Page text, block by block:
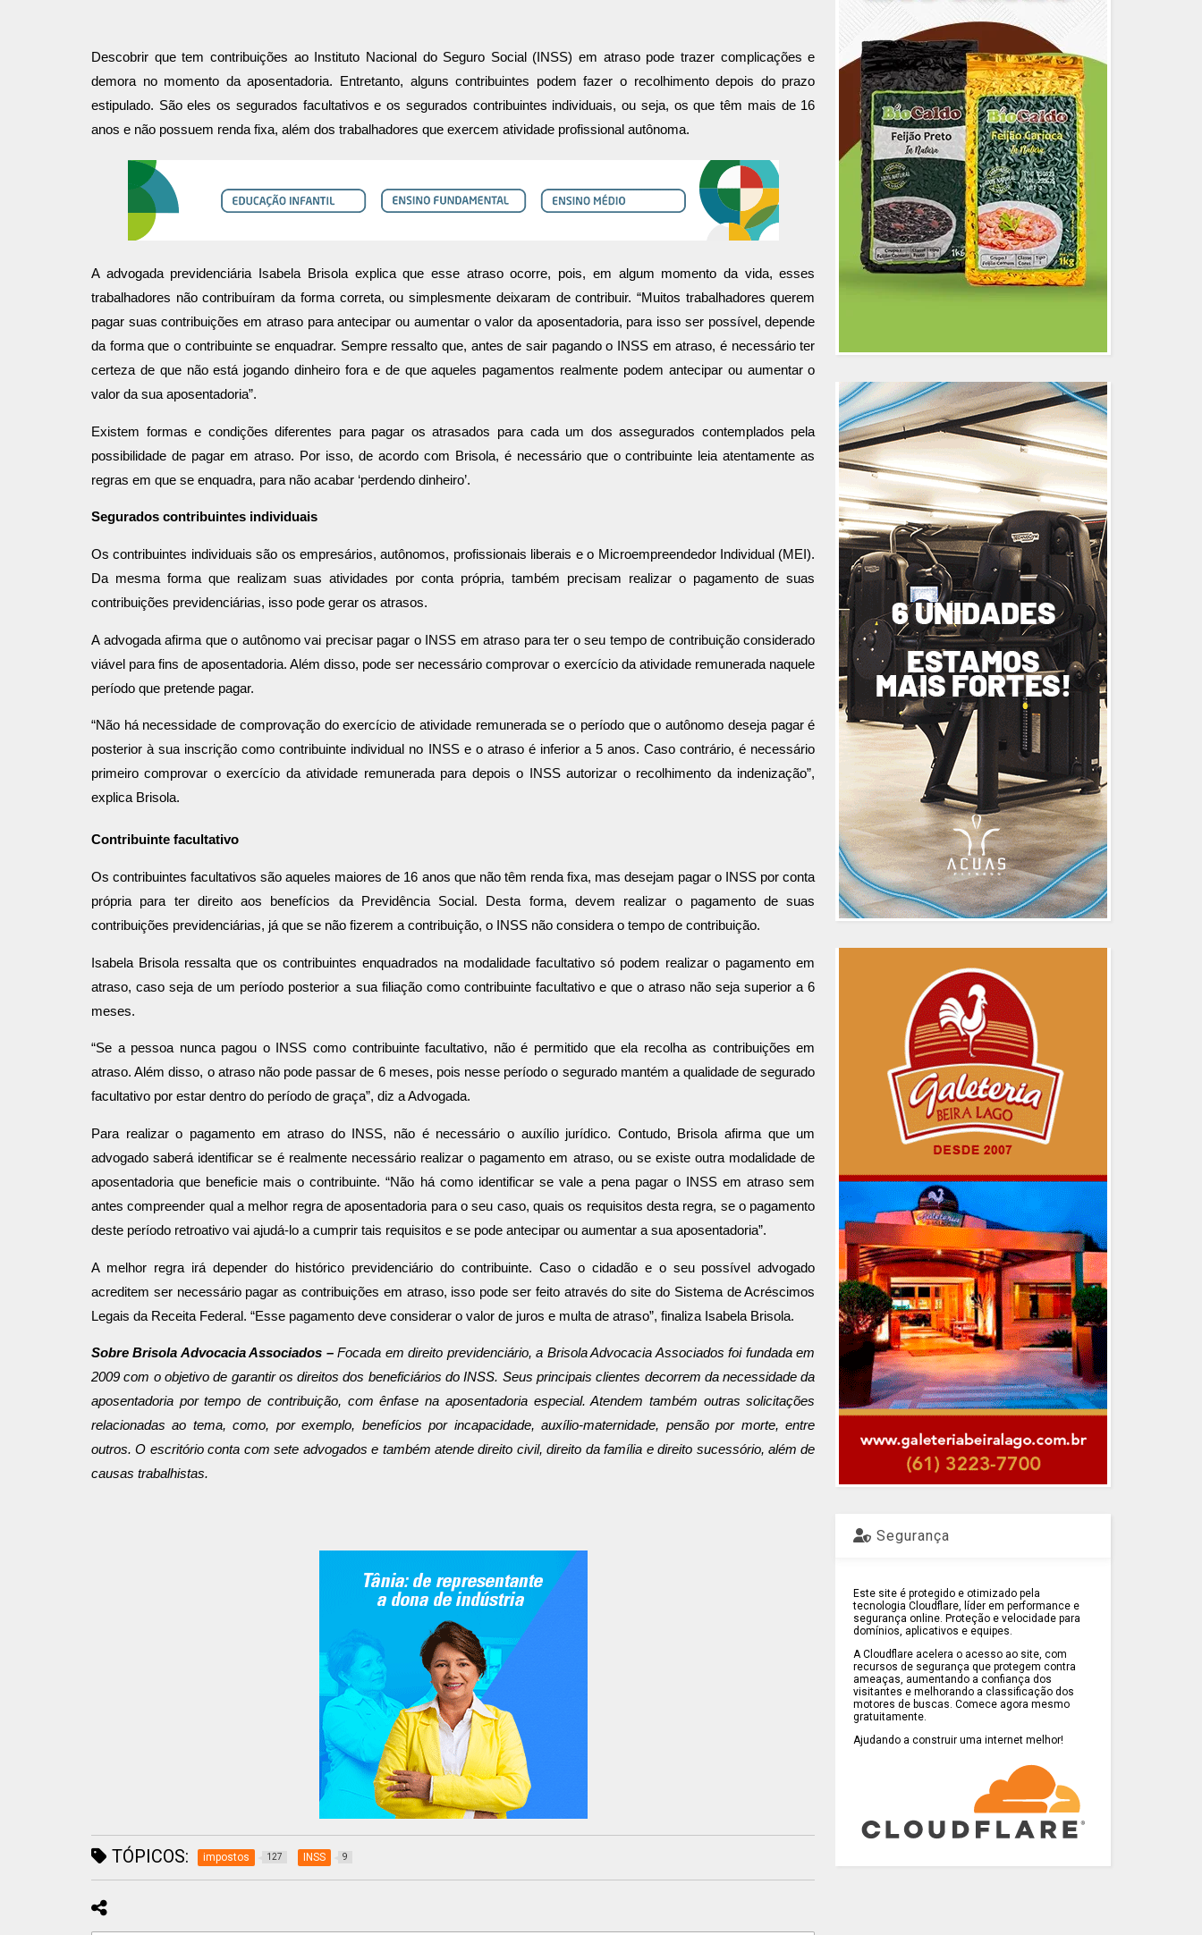
Descobrir que tem contribuições ao Instituto Nacional do Seguro Social (INSS) em atraso pode trazer complicações e
demora no momento da aposentadoria. Entretanto, alguns contribuintes podem fazer o recolhimento depois do prazo
estipulado. São eles os segurados facultativos e os segurados contribuintes individuais, ou seja, os que têm mais de 16
anos e não possuem renda fixa, além dos trabalhadores que exercem atividade profissional autônoma.
A advogada previdenciária Isabela Brisola explica que esse atraso ocorre, pois, em algum momento da vida, esses
trabalhadores não contribuíram da forma correta, ou simplesmente deixaram de contribuir. “Muitos trabalhadores querem
pagar suas contribuições em atraso para antecipar ou aumentar o valor da aposentadoria, para isso ser possível, depende
da forma que o contribuinte se enquadrar. Sempre ressalto que, antes de sair pagando o INSS em atraso, é necessário ter
certeza de que não está jogando dinheiro fora e de que aqueles pagamentos realmente podem antecipar ou aumentar o
valor da sua aposentadoria”.
Existem formas e condições diferentes para pagar os atrasados para cada um dos assegurados contemplados pela
possibilidade de pagar em atraso. Por isso, de acordo com Brisola, é necessário que o contribuinte leia atentamente as
regras em que se enquadra, para não acabar ‘perdendo dinheiro’.
Segurados contribuintes individuais
Os contribuintes individuais são os empresários, autônomos, profissionais liberais e o Microempreendedor Individual (MEI).
Da mesma forma que realizam suas atividades por conta própria, também precisam realizar o pagamento de suas
contribuições previdenciárias, isso pode gerar os atrasos.
A advogada afirma que o autônomo vai precisar pagar o INSS em atraso para ter o seu tempo de contribuição considerado
viável para fins de aposentadoria. Além disso, pode ser necessário comprovar o exercício da atividade remunerada naquele
período que pretende pagar.
“Não há necessidade de comprovação do exercício de atividade remunerada se o período que o autônomo deseja pagar é
posterior à sua inscrição como contribuinte individual no INSS e o atraso é inferior a 5 anos. Caso contrário, é necessário
primeiro comprovar o exercício da atividade remunerada para depois o INSS autorizar o recolhimento da indenização”,
explica Brisola.
Contribuinte facultativo
Os contribuintes facultativos são aqueles maiores de 16 anos que não têm renda fixa, mas desejam pagar o INSS por conta
própria para ter direito aos benefícios da Previdência Social. Desta forma, devem realizar o pagamento de suas
contribuições previdenciárias, já que se não fizerem a contribuição, o INSS não considera o tempo de contribuição.
Isabela Brisola ressalta que os contribuintes enquadrados na modalidade facultativo só podem realizar o pagamento em
atraso, caso seja de um período posterior a sua filiação como contribuinte facultativo e que o atraso não seja superior a 6
meses.
“Se a pessoa nunca pagou o INSS como contribuinte facultativo, não é permitido que ela recolha as contribuições em
atraso. Além disso, o atraso não pode passar de 6 meses, pois nesse período o segurado mantém a qualidade de segurado
facultativo por estar dentro do período de graça”, diz a Advogada.
Para realizar o pagamento em atraso do INSS, não é necessário o auxílio jurídico. Contudo, Brisola afirma que um
advogado saberá identificar se é realmente necessário realizar o pagamento em atraso, ou se existe outra modalidade de
aposentadoria que beneficie mais o contribuinte. “Não há como identificar se vale a pena pagar o INSS em atraso sem
antes compreender qual a melhor regra de aposentadoria para o seu caso, quais os requisitos desta regra, se o pagamento
deste período retroativo vai ajudá-lo a cumprir tais requisitos e se pode antecipar ou aumentar a sua aposentadoria”.
A melhor regra irá depender do histórico previdenciário do contribuinte. Caso o cidadão e o seu possível advogado
acreditem ser necessário pagar as contribuições em atraso, isso pode ser feito através do site do Sistema de Acréscimos
Legais da Receita Federal. “Esse pagamento deve considerar o valor de juros e multa de atraso”, finaliza Isabela Brisola.
Sobre Brisola Advocacia Associados –Focada em direito previdenciário, a Brisola Advocacia Associados foi fundada em
2009 com o objetivo de garantir os direitos dos beneficiários do INSS. Seus principais clientes decorrem da necessidade da
aposentadoria por tempo de contribuição, com ênfase na aposentadoria especial. Atendem também outras solicitações
relacionadas ao tema, como, por exemplo, benefícios por incapacidade, auxílio-maternidade, pensão por morte, entre
outros. O escritório conta com sete advogados e também atende direito civil, direito da família e direito sucessório, além de
causas trabalhistas.
TÓPICOS: impostos 127 INSS 9
Segurança
Este site é protegido e otimizado pela
tecnologia Cloudflare, líder em performance e
segurança online. Proteção e velocidade para
domínios, aplicativos e equipes.
A Cloudflare acelera o acesso ao site, com
recursos de segurança que protegem contra
ameaças, aumentando a confiança dos
visitantes e melhorando a classificação dos
motores de buscas. Comece agora mesmo
gratuitamente.
Ajudando a construir uma internet melhor!